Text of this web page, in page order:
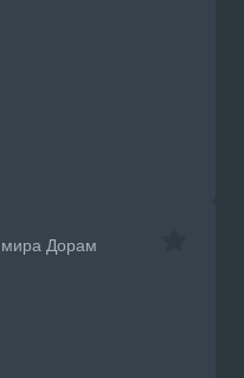
мира Дорам